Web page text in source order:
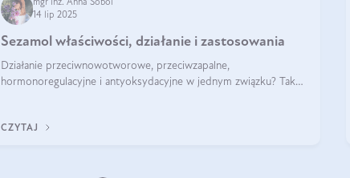
mgr inż. Anna Sobol
14 lip 2025
Sezamol właściwości, działanie i zastosowania
Działanie przeciwnowotworowe, przeciwzapalne,
hormonoregulacyjne i antyoksydacyjne w jednym związku? Tak
swojej diety — być może to pierwsza ok
CZYTAJ